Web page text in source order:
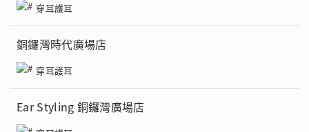
穿耳護耳
銅鑼灣時代廣場店
穿耳護耳
Ear Styling 銅鑼灣廣場店